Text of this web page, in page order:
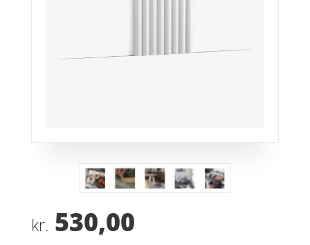
kr. 530,00